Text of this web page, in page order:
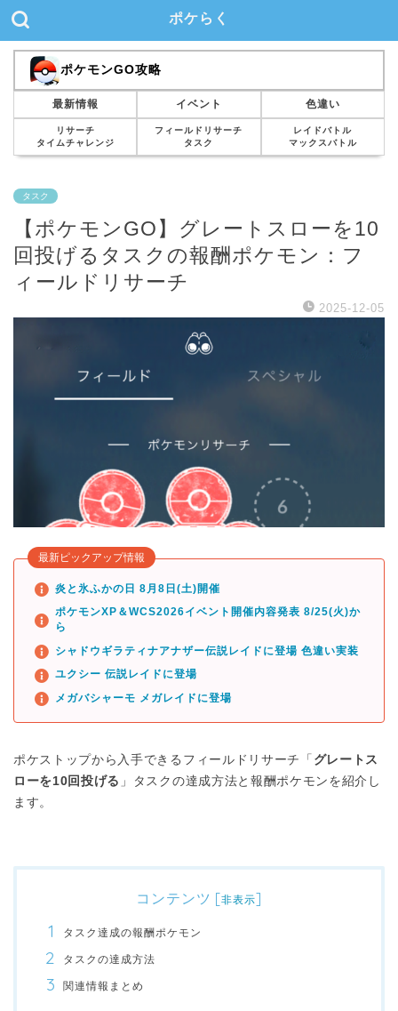
ポケらく
ポケモンGO攻略
最新情報 イベント 色違い
リサーチ
タイムチャレンジ
フィールドリサーチ
タスク
レイドバトル
マックスバトル
タスク
【ポケモンGO】グレートスローを10
回投げるタスクの報酬ポケモン：フ
ィールドリサーチ
2025-12-05
最新ピックアップ情報
炎と氷ふかの日 8月8日(土)開催
ポケモンXP＆WCS2026イベント開催内容発表 8/25(火)か
ら
シャドウギラティナアナザー伝説レイドに登場 色違い実装
ユクシー 伝説レイドに登場
メガバシャーモ メガレイドに登場
ポケストップから入手できるフィールドリサーチ「 グレートス
ローを10回投げる 」タスクの達成方法と報酬ポケモンを紹介し
ます。
コンテンツ [非表示]
タスク達成の報酬ポケモン
タスクの達成方法
関連情報まとめ